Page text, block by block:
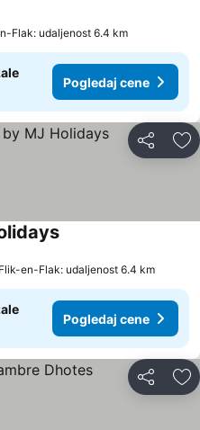
Flak: udaljenost 6.4 km
Pogledaj cene
Deli
en-Flak: udaljenost 6.4 km
Pogledaj cene
Deli